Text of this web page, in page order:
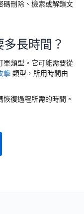
碼刪除、檢索或解鎖文
長時間？
單類型。它可能需要從
擊 類型，所用時間由
復過程所需的時間。